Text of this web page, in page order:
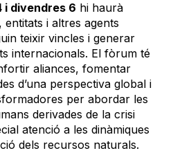
i divendres 6 hi haurà
i altres agents
teixir vincles i generar
internacionals. El fòrum té
aliances, fomentar
d’una perspectiva global i
per abordar les
derivades de la crisi
atenció a les dinàmiques
dels recursos naturals.